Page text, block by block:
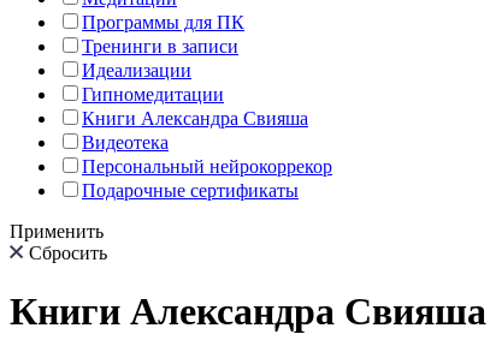
Программы для ПК
Тренинги в записи
Идеализации
Гипномедитации
Книги Александра Свияша
Видеотека
Персональный нейрокоррекор
Подарочные сертификаты
Применить
Сбросить
Книги Александра Свияша